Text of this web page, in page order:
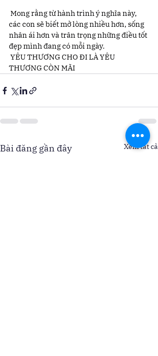
Mong rằng từ hành trình ý nghĩa này,
các con sẽ biết mở lòng nhiều hơn, sống
nhân ái hơn và trân trọng những điều tốt
đẹp mình đang có mỗi ngày.
YÊU THƯƠNG CHO ĐI LÀ YÊU
THƯƠNG CÒN MÃI
Bài đăng gần đây Xem tất cả